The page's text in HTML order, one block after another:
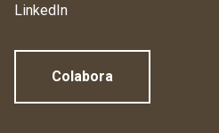
LinkedIn
Colabora